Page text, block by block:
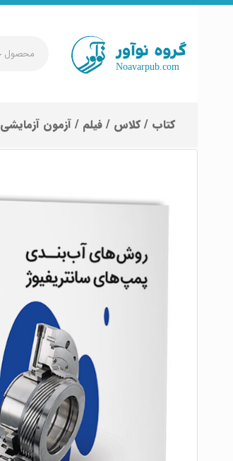
جستجو
کنید
کتاب / کلاس / فیلم / آزمون آزمایشی